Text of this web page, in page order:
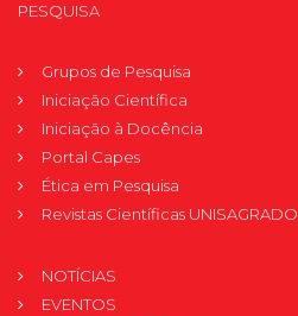
PESQUISA
Grupos de Pesquisa
Iniciação Científica
Iniciação à Docência
Portal Capes
Ética em Pesquisa
Revistas Científicas UNISAGRADO
NOTÍCIAS
EVENTOS